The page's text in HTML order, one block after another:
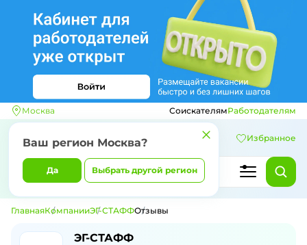
Москва
Ваш регион Москва?
Да Выбрать другой регион
СоискателямРаботодателям
Избранное
ГлавнаяКомпанииЭГ-СТАФФОтзывы
Отзывы о компании ЭГ-СТАФФ
ЭГ-СТАФФ